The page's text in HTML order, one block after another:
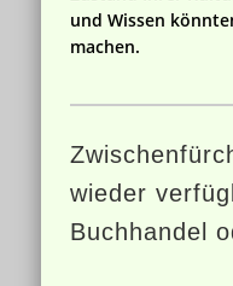
und Wissen
machen.
wieder
Buchhandel